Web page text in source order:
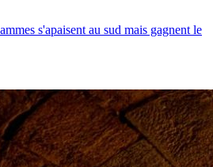
s'apaisent au sud mais gagnent le